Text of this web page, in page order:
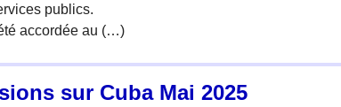
publics.
accordée au (…)
sur Cuba Mai 2025